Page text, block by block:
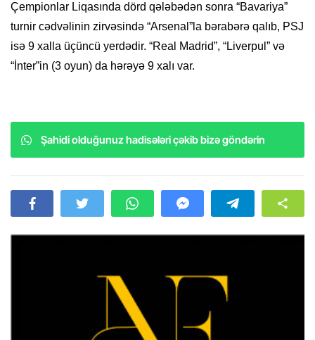
Çempionlar Liqasında dörd qələbədən sonra “Bavariya”
turnir cədvəlinin zirvəsində “Arsenal”la bərabərə qalıb, PSJ
isə 9 xalla üçüncü yerdədir. “Real Madrid”, “Liverpul” və
“İnter”in (3 oyun) da hərəyə 9 xalı var.
Şahidi olduğunuz hadisələri çəkib bizə göndərin